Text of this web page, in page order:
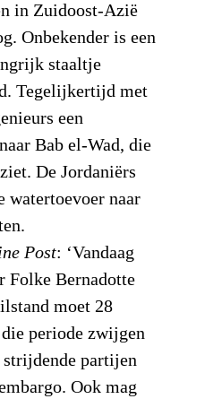
in Zuidoost-Azië
Onbekender is een
staaltje
Tegelijkertijd met
een
Bab el-Wad, die
De Jordaniërs
watertoevoer naar
Post: ‘Vandaag
Folke Bernadotte
moet 28
periode zwijgen
strijdende partijen
Ook mag